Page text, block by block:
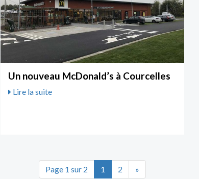
Un nouveau McDonald’s à Courcelles
Lire la suite
Page 1 sur 2 1 (current)
2 »